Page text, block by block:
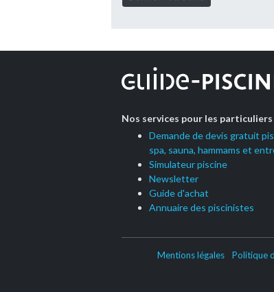
Nos services pour les particuliers
Demande de devis gratuit
spa, sauna, hammams et
Simulateur piscine
Newsletter
Guide d'achat
Annuaire des piscinistes
Mentions légales Politique